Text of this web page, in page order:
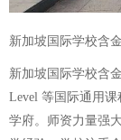
新加坡国际学校含
新加坡国际学校含
Level 等国际通用
学府。师资力量强